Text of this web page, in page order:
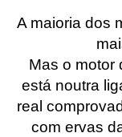
A maioria dos
Mas o motor
está noutra
real
com ervas